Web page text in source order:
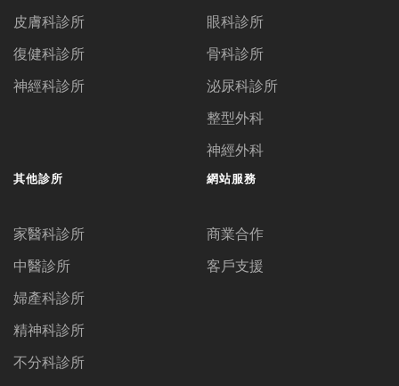
皮膚科診所
復健科診所
神經科診所
眼科診所
骨科診所
泌尿科診所
整型外科
神經外科
其他診所
家醫科診所
中醫診所
婦產科診所
精神科診所
不分科診所
網站服務
商業合作
客戶支援